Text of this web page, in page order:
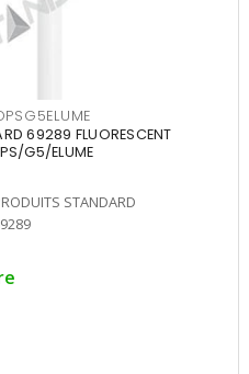
69289 FLUORESCENT
G5/ELUME
STANDARD